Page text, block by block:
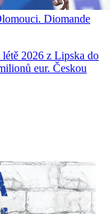
Diomande
2026 z Lipska do
eur. Českou